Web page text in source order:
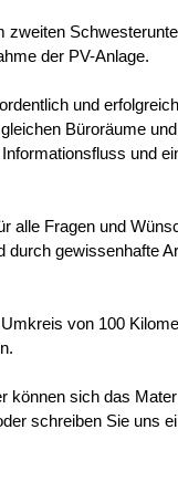
der PV-Anlage.
und
Büroräume
und
alle Fragen und
durch gewissenhafte
von 100
können sich das
schreiben Sie uns